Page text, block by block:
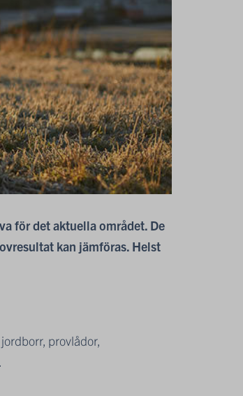
för det aktuella området. De
kan jämföras. Helst
provlådor,